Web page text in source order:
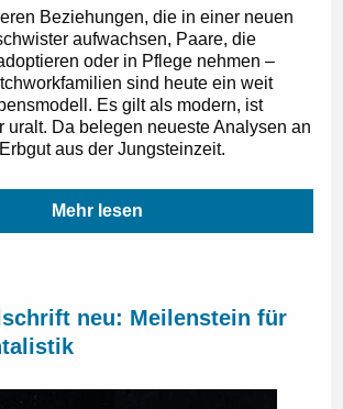
Beziehungen, die in einer neuen
aufwachsen, Paare, die
oder in Pflege nehmen –
sind heute ein weit
Es gilt als modern, ist
uralt. Da belegen neueste Analysen an
aus der Jungsteinzeit.
Mehr lesen
neu: Meilenstein für